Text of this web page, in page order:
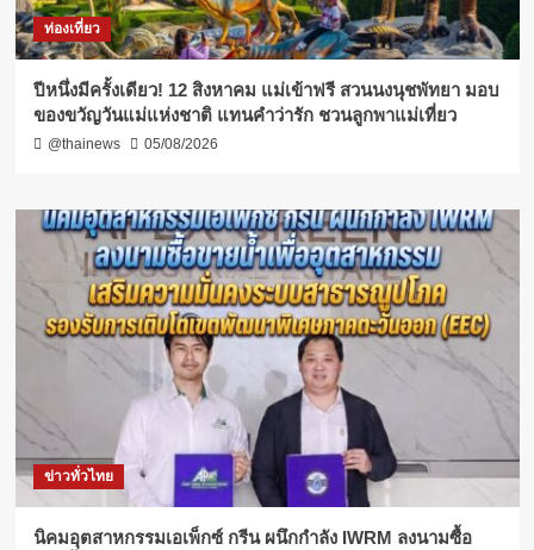
ท่องเที่ยว
ปีหนึ่งมีครั้งเดียว! 12 สิงหาคม แม่เข้าฟรี สวนนงนุชพัทยา มอบ
ของขวัญวันแม่แห่งชาติ แทนคำว่ารัก ชวนลูกพาแม่เที่ยว
@thainews 05/08/2026
ข่าวทั่วไทย
​นิคมอุตสาหกรรมเอเพ็กซ์ กรีน ผนึกกำลัง IWRM ลงนามซื้อ